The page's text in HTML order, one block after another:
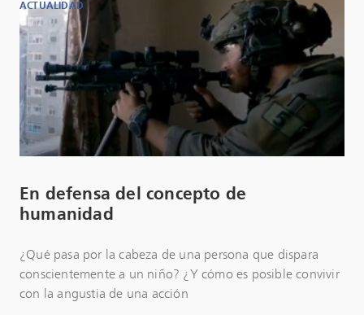
ACTUALIDAD
En defensa del concepto de
humanidad
¿Qué pasa por la cabeza de una persona que dispara
conscientemente a un niño? ¿Y cómo es posible convivir
con la angustia de una acción